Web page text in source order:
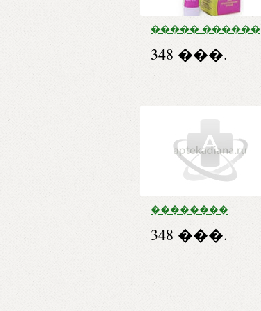
����� ������
����� 15��
348 ���.
��������
���� �/������.
����. ���� 55 �
348 ���.